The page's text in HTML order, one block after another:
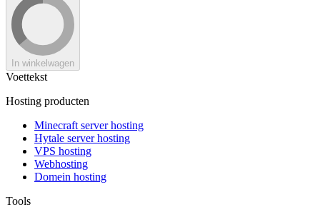
In winkelwagen
Voettekst
Hosting producten
Minecraft server hosting
Hytale server hosting
VPS hosting
Webhosting
Domein hosting
Tools